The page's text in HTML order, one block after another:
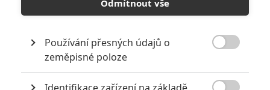
Nezastavitelný producentRyan Murphy
Netflix. Letos mu dodal už druhou řadu
, novinku
Hollywooda za pár dní dorazí také prequel
kukaččím hnízdem–Ratched. Vedle seriálové tvorby Murphy
Odmítnout vše
Používání přesných údajů o
zeměpisné poloze